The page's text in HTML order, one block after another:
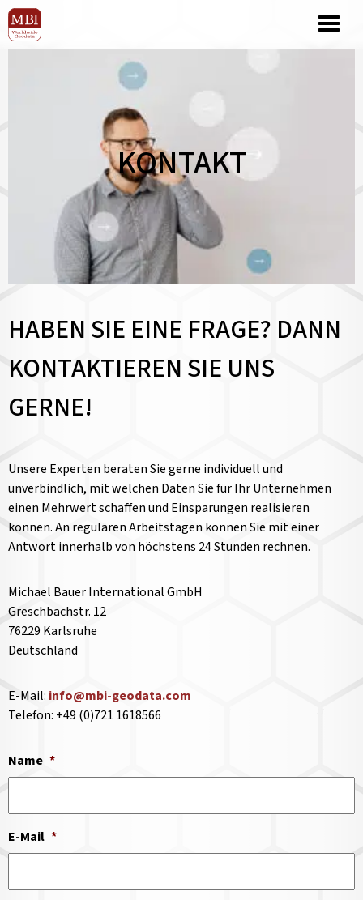
KONTAKT
HABEN SIE EINE FRAGE? DANN
KONTAKTIEREN SIE UNS
GERNE!
Unsere Experten beraten Sie gerne individuell und
unverbindlich, mit welchen Daten Sie für Ihr Unternehmen
einen Mehrwert schaffen und Einsparungen realisieren
können. An regulären Arbeitstagen können Sie mit einer
Antwort innerhalb von höchstens 24 Stunden rechnen.
Michael Bauer International GmbH
Greschbachstr. 12
76229 Karlsruhe
Deutschland
E-Mail: info@mbi-geodata.com
Telefon: +49 (0)721 1618566
Name *
E-Mail *